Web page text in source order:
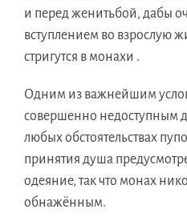
и перед женитьбой, дабы
вступлением во взрослую
стригутся в монахи .
Одним из важнейшим
совершенно недоступным
любых обстоятельствах
принятия душа
одеяние, так что монах
обнажённым.